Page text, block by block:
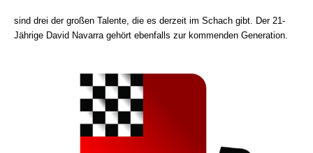
sind drei der großen Talente, die es derzeit im Schach gibt. Der 21-
Jährige David Navarra gehört ebenfalls zur kommenden Generation.